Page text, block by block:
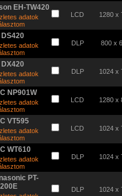
EH-TW420
adatok
LCD 1280 x
DS420
adatok
DLP 800 x
DX420
adatok
DLP 1024 x
NP901W
adatok
LCD 1280 x
VT595
adatok
LCD 1024 x
WT610
adatok
DLP 1024 x
PT-
DLP 1024 x